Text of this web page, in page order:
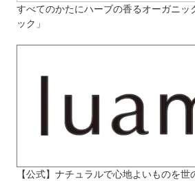
すべてのかたにハーブの香るオーガニッ
ック」
【公式】ナチュラルで心地よいものを世